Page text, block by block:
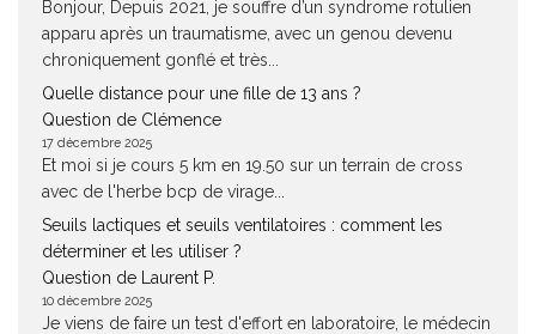
Bonjour, Depuis 2021, je souffre d’un syndrome rotulien
apparu après un traumatisme, avec un genou devenu
chroniquement gonflé et très...
Quelle distance pour une fille de 13 ans ?
Question de Clémence
17 décembre 2025
Et moi si je cours 5 km en 19.50 sur un terrain de cross
avec de l'herbe bcp de virage...
Seuils lactiques et seuils ventilatoires : comment les
déterminer et les utiliser ?
Question de Laurent P.
10 décembre 2025
Je viens de faire un test d'effort en laboratoire, le médecin